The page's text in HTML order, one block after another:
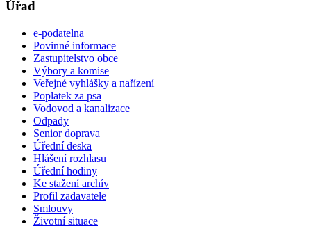
Úřad
e-podatelna
Povinné informace
Zastupitelstvo obce
Výbory a komise
Veřejné vyhlášky a nařízení
Poplatek za psa
Vodovod a kanalizace
Odpady
Senior doprava
Úřední deska
Hlášení rozhlasu
Úřední hodiny
Ke stažení archív
Profil zadavatele
Smlouvy
Životní situace